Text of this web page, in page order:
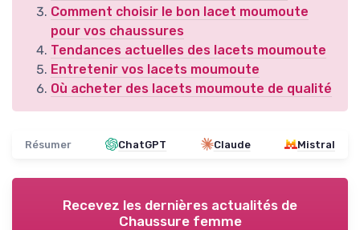
Comment choisir le bon lacet moumoute
pour vos chaussures
Tendances actuelles des lacets moumoute
Entretenir vos lacets moumoute
Où acheter des lacets moumoute de qualité
Résumer ChatGPT Claude Mistral
Recevez les dernières actualités de
Chaussure femme